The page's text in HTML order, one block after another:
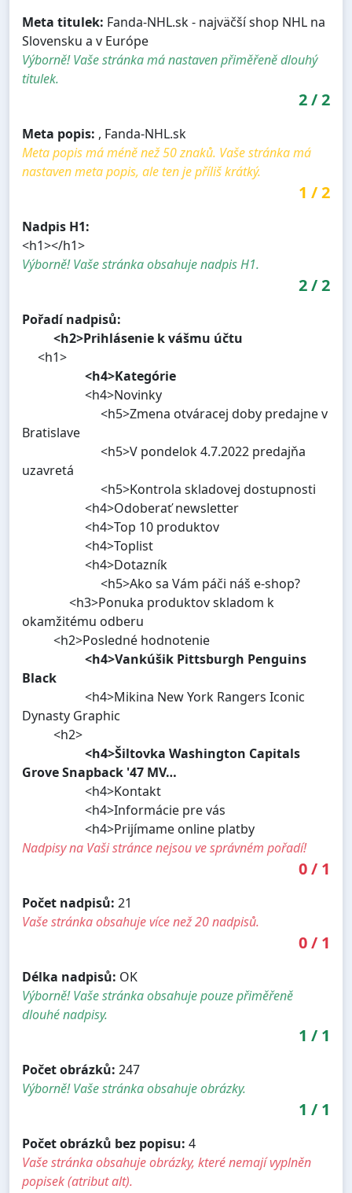
Meta titulek: Fanda-NHL.sk - najväčší shop NHL na
Slovensku a v Európe
Výborně! Vaše stránka má nastaven přiměřeně dlouhý
titulek.
2/2
Meta popis: , Fanda-NHL.sk
Meta popis má méně než 50 znaků. Vaše stránka má
nastaven meta popis, ale ten je příliš krátký.
1 /2
Nadpis H1:
<h1></h1>
Výborně! Vaše stránka obsahuje nadpis H1.
2/2
Pořadí nadpisů:
<h2>Prihlásenie k vášmu účtu
<h1>
<h4>Kategórie
<h4>Novinky
<h5>Zmena otváracej doby predajne v
Bratislave
<h5>V pondelok 4.7.2022 predajňa
uzavretá
<h5>Kontrola skladovej dostupnosti
<h4>Odoberať newsletter
<h4>Top 10 produktov
<h4>Toplist
<h4>Dotazník
<h5>Ako sa Vám páči náš e-shop?
<h3>Ponuka produktov skladom k
okamžitému odberu
<h2>Posledné hodnotenie
<h4>Vankúšik Pittsburgh Penguins
Black
<h4>Mikina New York Rangers Iconic
Dynasty Graphic
<h2>
<h4>Šiltovka Washington Capitals
Grove Snapback '47 MV…
<h4>Kontakt
<h4>Informácie pre vás
<h4>Prijímame online platby
Nadpisy na Vaši stránce nejsou ve správném pořadí!
0/ 1
Počet nadpisů: 21
Vaše stránka obsahuje více než 20 nadpisů.
0/ 1
Délka nadpisů: OK
Výborně! Vaše stránka obsahuje pouze přiměřeně
dlouhé nadpisy.
1 / 1
Počet obrázků: 247
Výborně! Vaše stránka obsahuje obrázky.
1 / 1
Počet obrázků bez popisu: 4
Vaše stránka obsahuje obrázky, které nemají vyplněn
popisek (atribut alt).